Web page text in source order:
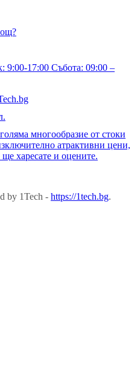
9:00-17:00 Събота: 09:00 –
многообразие от стоки
атрактивни цени,
харесате и оцените.
by 1Tech - https://1tech.bg.